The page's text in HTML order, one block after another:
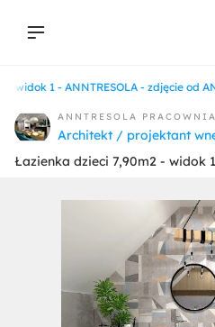
- widok 1 - ANNTRESOLA - zdjęcie od
ANNTRESOLA
Architekt / projektant